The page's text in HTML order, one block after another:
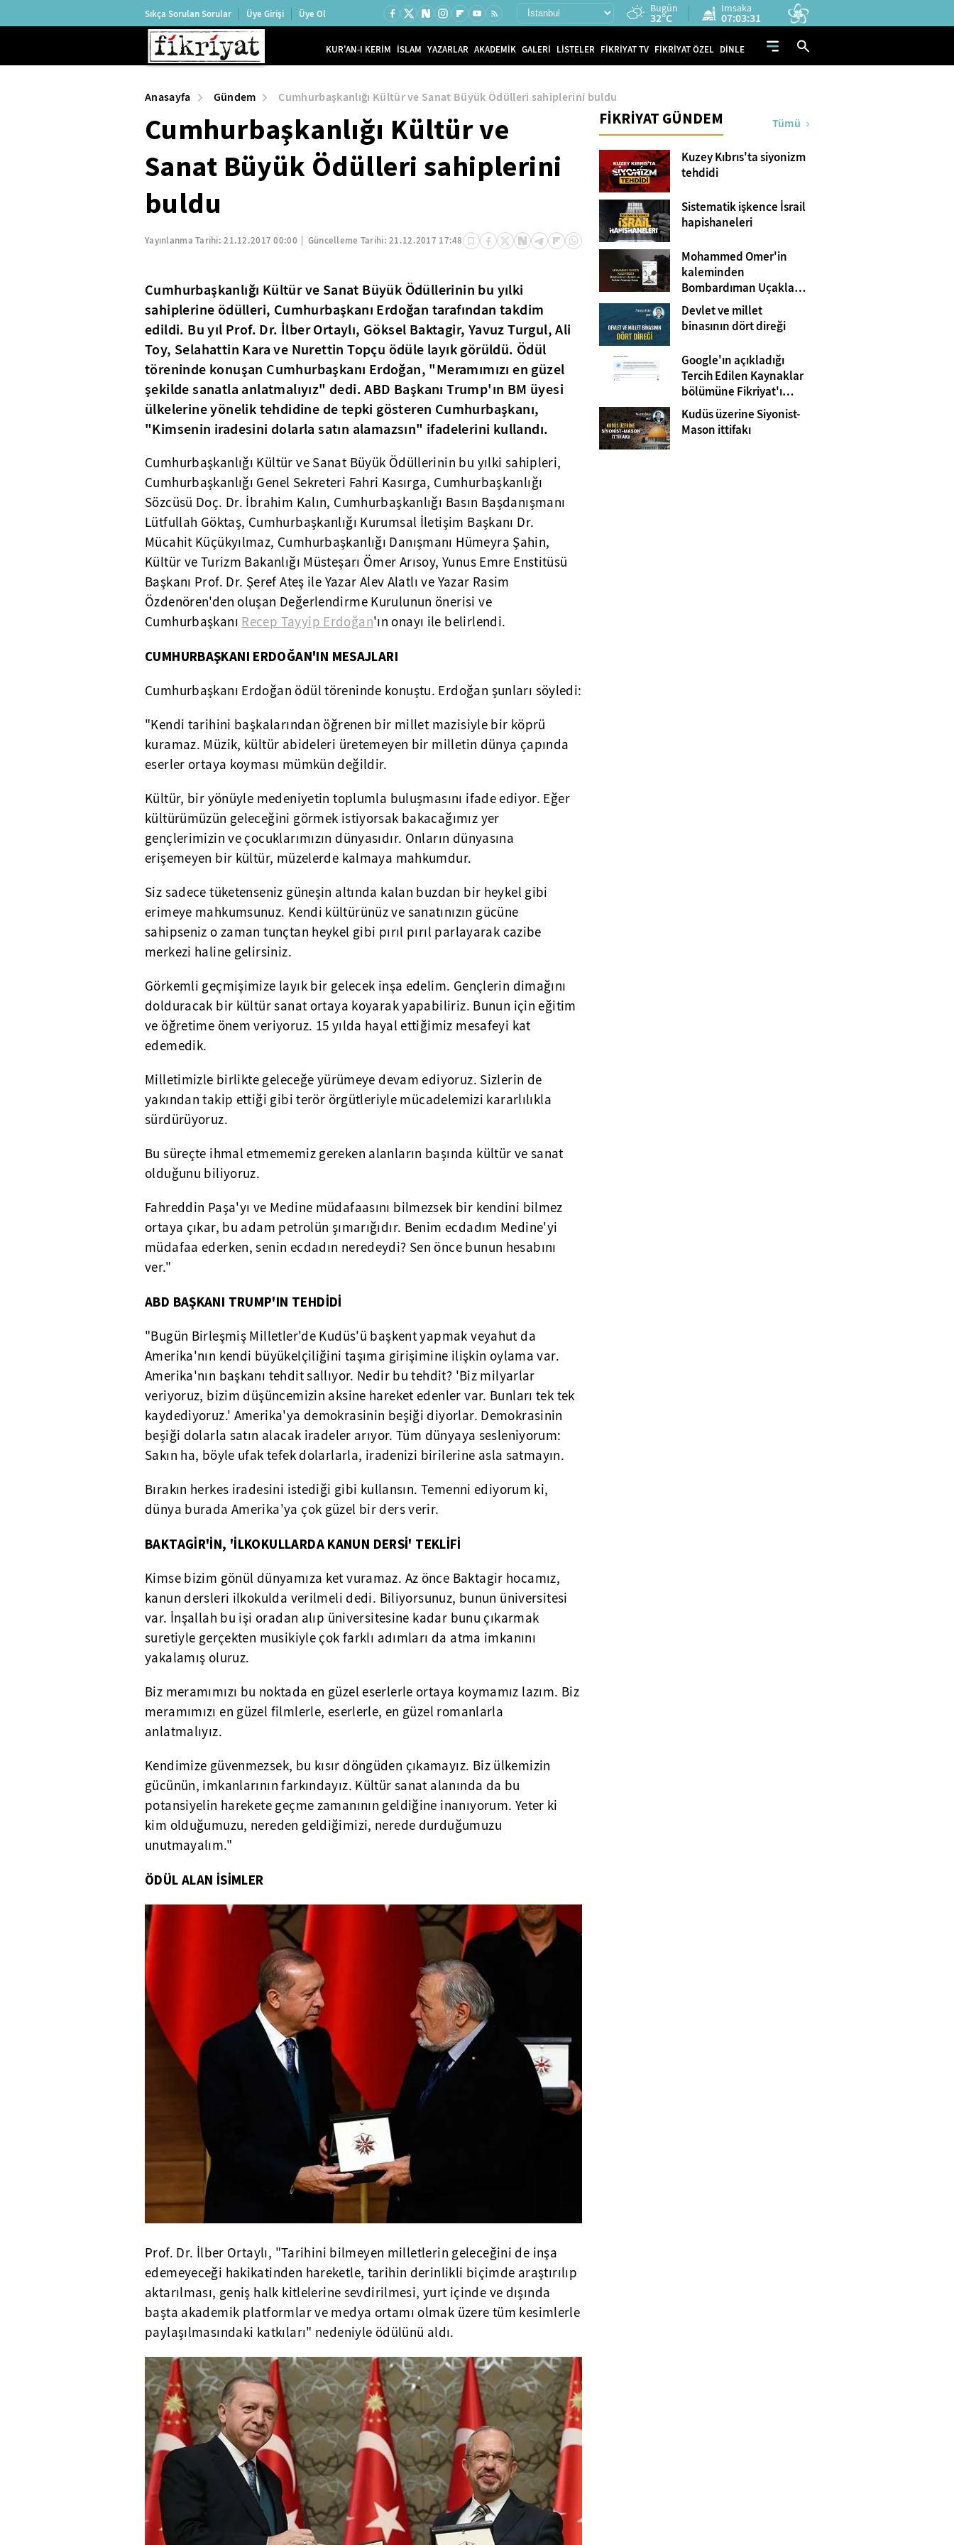
Sıkça Sorulan Sorular Üye Girişi Üye Ol Bugün
32°C
İmsaka
07:03:30
KUR'AN-I KERİM İSLAM YAZARLAR AKADEMİK GALERİ LİSTELER FİKRİYAT TV FİKRİYAT ÖZEL DİNLE
Anasayfa Gündem Cumhurbaşkanlığı Kültür ve Sanat Büyük Ödülleri sahiplerini buldu
Cumhurbaşkanlığı Kültür ve
Sanat Büyük Ödülleri sahiplerini
buldu
Yayınlanma Tarihi:21.12.2017 00:00 Güncelleme Tarihi:21.12.2017 17:48
Cumhurbaşkanlığı Kültür ve Sanat Büyük Ödüllerinin bu yılki
sahiplerine ödülleri, Cumhurbaşkanı Erdoğan tarafından takdim
edildi. Bu yıl Prof. Dr. İlber Ortaylı, Göksel Baktagir, Yavuz Turgul, Ali
Toy, Selahattin Kara ve Nurettin Topçu ödüle layık görüldü. Ödül
töreninde konuşan Cumhurbaşkanı Erdoğan, "Meramımızı en güzel
şekilde sanatla anlatmalıyız" dedi. ABD Başkanı Trump'ın BM üyesi
ülkelerine yönelik tehdidine de tepki gösteren Cumhurbaşkanı,
"Kimsenin iradesini dolarla satın alamazsın" ifadelerini kullandı.
Cumhurbaşkanlığı Kültür ve Sanat Büyük Ödüllerinin bu yılki sahipleri,
Cumhurbaşkanlığı Genel Sekreteri Fahri Kasırga, Cumhurbaşkanlığı
Sözcüsü Doç. Dr. İbrahim Kalın, Cumhurbaşkanlığı Basın Başdanışmanı
Lütfullah Göktaş, Cumhurbaşkanlığı Kurumsal İletişim Başkanı Dr.
Mücahit Küçükyılmaz, Cumhurbaşkanlığı Danışmanı Hümeyra Şahin,
Kültür ve Turizm Bakanlığı Müsteşarı Ömer Arısoy, Yunus Emre Enstitüsü
Başkanı Prof. Dr. Şeref Ateş ile Yazar Alev Alatlı ve Yazar Rasim
Özdenören'den oluşan Değerlendirme Kurulunun önerisi ve
Cumhurbaşkanı Recep Tayyip Erdoğan'ın onayı ile belirlendi.
CUMHURBAŞKANI ERDOĞAN'IN MESAJLARI
Cumhurbaşkanı Erdoğan ödül töreninde konuştu. Erdoğan şunları söyledi:
"Kendi tarihini başkalarından öğrenen bir millet mazisiyle bir köprü
kuramaz. Müzik, kültür abideleri üretemeyen bir milletin dünya çapında
eserler ortaya koyması mümkün değildir.
Kültür, bir yönüyle medeniyetin toplumla buluşmasını ifade ediyor. Eğer
kültürümüzün geleceğini görmek istiyorsak bakacağımız yer
gençlerimizin ve çocuklarımızın dünyasıdır. Onların dünyasına
erişemeyen bir kültür, müzelerde kalmaya mahkumdur.
Siz sadece tüketenseniz güneşin altında kalan buzdan bir heykel gibi
erimeye mahkumsunuz. Kendi kültürünüz ve sanatınızın gücüne
sahipseniz o zaman tunçtan heykel gibi pırıl pırıl parlayarak cazibe
merkezi haline gelirsiniz.
Görkemli geçmişimize layık bir gelecek inşa edelim. Gençlerin dimağını
dolduracak bir kültür sanat ortaya koyarak yapabiliriz. Bunun için eğitim
ve öğretime önem veriyoruz. 15 yılda hayal ettiğimiz mesafeyi kat
edemedik.
Milletimizle birlikte geleceğe yürümeye devam ediyoruz. Sizlerin de
yakından takip ettiği gibi terör örgütleriyle mücadelemizi kararlılıkla
sürdürüyoruz.
Bu süreçte ihmal etmememiz gereken alanların başında kültür ve sanat
olduğunu biliyoruz.
Fahreddin Paşa'yı ve Medine müdafaasını bilmezsek bir kendini bilmez
ortaya çıkar, bu adam petrolün şımarığıdır. Benim ecdadım Medine'yi
müdafaa ederken, senin ecdadın neredeydi? Sen önce bunun hesabını
ver."
ABD BAŞKANI TRUMP'IN TEHDİDİ
"Bugün Birleşmiş Milletler'de Kudüs'ü başkent yapmak veyahut da
Amerika'nın kendi büyükelçiliğini taşıma girişimine ilişkin oylama var.
Amerika'nın başkanı tehdit sallıyor. Nedir bu tehdit? 'Biz milyarlar
veriyoruz, bizim düşüncemizin aksine hareket edenler var. Bunları tek tek
kaydediyoruz.' Amerika'ya demokrasinin beşiği diyorlar. Demokrasinin
beşiği dolarla satın alacak iradeler arıyor. Tüm dünyaya sesleniyorum:
Sakın ha, böyle ufak tefek dolarlarla, iradenizi birilerine asla satmayın.
Bırakın herkes iradesini istediği gibi kullansın. Temenni ediyorum ki,
dünya burada Amerika'ya çok güzel bir ders verir.
BAKTAGİR'İN, 'İLKOKULLARDA KANUN DERSİ' TEKLİFİ
Kimse bizim gönül dünyamıza ket vuramaz. Az önce Baktagir hocamız,
kanun dersleri ilkokulda verilmeli dedi. Biliyorsunuz, bunun üniversitesi
var. İnşallah bu işi oradan alıp üniversitesine kadar bunu çıkarmak
suretiyle gerçekten musikiyle çok farklı adımları da atma imkanını
yakalamış oluruz.
Biz meramımızı bu noktada en güzel eserlerle ortaya koymamız lazım. Biz
meramımızı en güzel filmlerle, eserlerle, en güzel romanlarla
anlatmalıyız.
Kendimize güvenmezsek, bu kısır döngüden çıkamayız. Biz ülkemizin
gücünün, imkanlarının farkındayız. Kültür sanat alanında da bu
potansiyelin harekete geçme zamanının geldiğine inanıyorum. Yeter ki
kim olduğumuzu, nereden geldiğimizi, nerede durduğumuzu
unutmayalım."
ÖDÜL ALAN İSİMLER
Prof. Dr. İlber Ortaylı, "Tarihini bilmeyen milletlerin geleceğini de inşa
edemeyeceği hakikatinden hareketle, tarihin derinlikli biçimde araştırılıp
aktarılması, geniş halk kitlelerine sevdirilmesi, yurt içinde ve dışında
başta akademik platformlar ve medya ortamı olmak üzere tüm kesimlerle
paylaşılmasındaki katkıları" nedeniyle ödülünü aldı.
FİKRİYAT GÜNDEM Tümü
Kuzey Kıbrıs'ta siyonizm
tehdidi
Sistematik işkence İsrail
hapishaneleri
Mohammed Omer'in
kaleminden
Bombardıman Uçakları
ve Tanklar Arasında
Gazze
Devlet ve millet
binasının dört direği
Google'ın açıkladığı
Tercih Edilen Kaynaklar
bölümüne Fikriyat'ı
eklemeyi unutmayın!
Kudüs üzerine Siyonist-
Mason ittifakı